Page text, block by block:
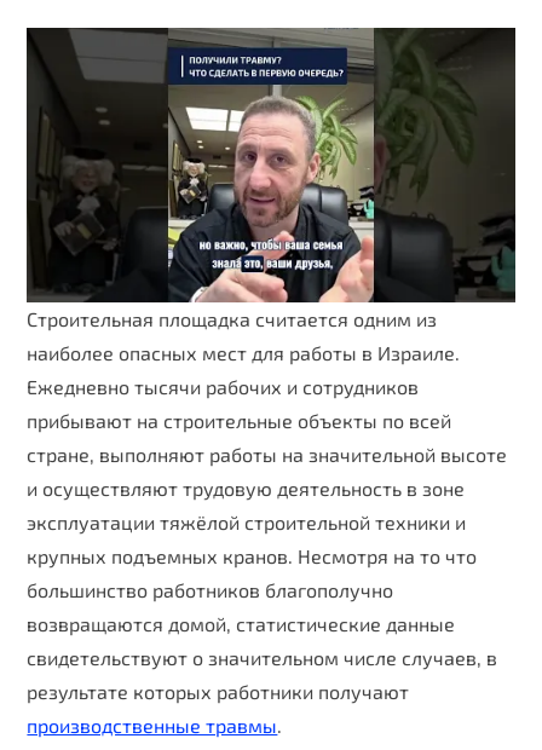
Строительная площадка считается одним из
наиболее опасных мест для работы в Израиле.
Ежедневно тысячи рабочих и сотрудников
прибывают на строительные объекты по всей
стране, выполняют работы на значительной высоте
и осуществляют трудовую деятельность в зоне
эксплуатации тяжёлой строительной техники и
крупных подъемных кранов. Несмотря на то что
большинство работников благополучно
возвращаются домой, статистические данные
свидетельствуют о значительном числе случаев, в
результате которых работники получают
производственные травмы